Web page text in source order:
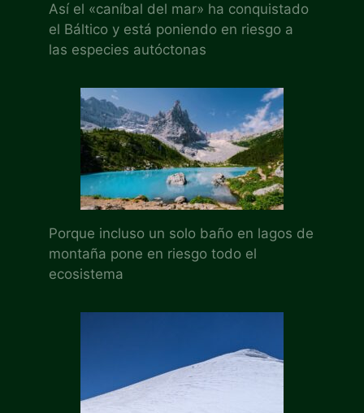
Así el «caníbal del mar» ha conquistado
el Báltico y está poniendo en riesgo a
las especies autóctonas
Porque incluso un solo baño en lagos de
montaña pone en riesgo todo el
ecosistema